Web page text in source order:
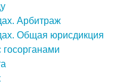
Арбитраж
Общая юрисдикция